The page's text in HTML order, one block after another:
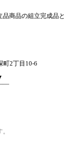
商品の組立完成品と
2丁目10-6